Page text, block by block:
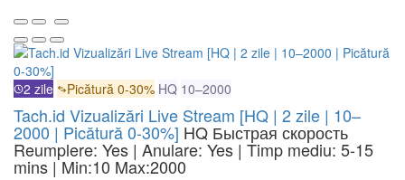
2 zile Picătură 0-30% HQ 10–2000
Tach.id Vizualizări Live Stream [HQ | 2 zile | 10–
2000 | Picătură 0-30%] HQ Быстрая скорость
Reumplere: Yes | Anulare: Yes | Timp mediu: 5-15
mins | Min:10 Max:2000